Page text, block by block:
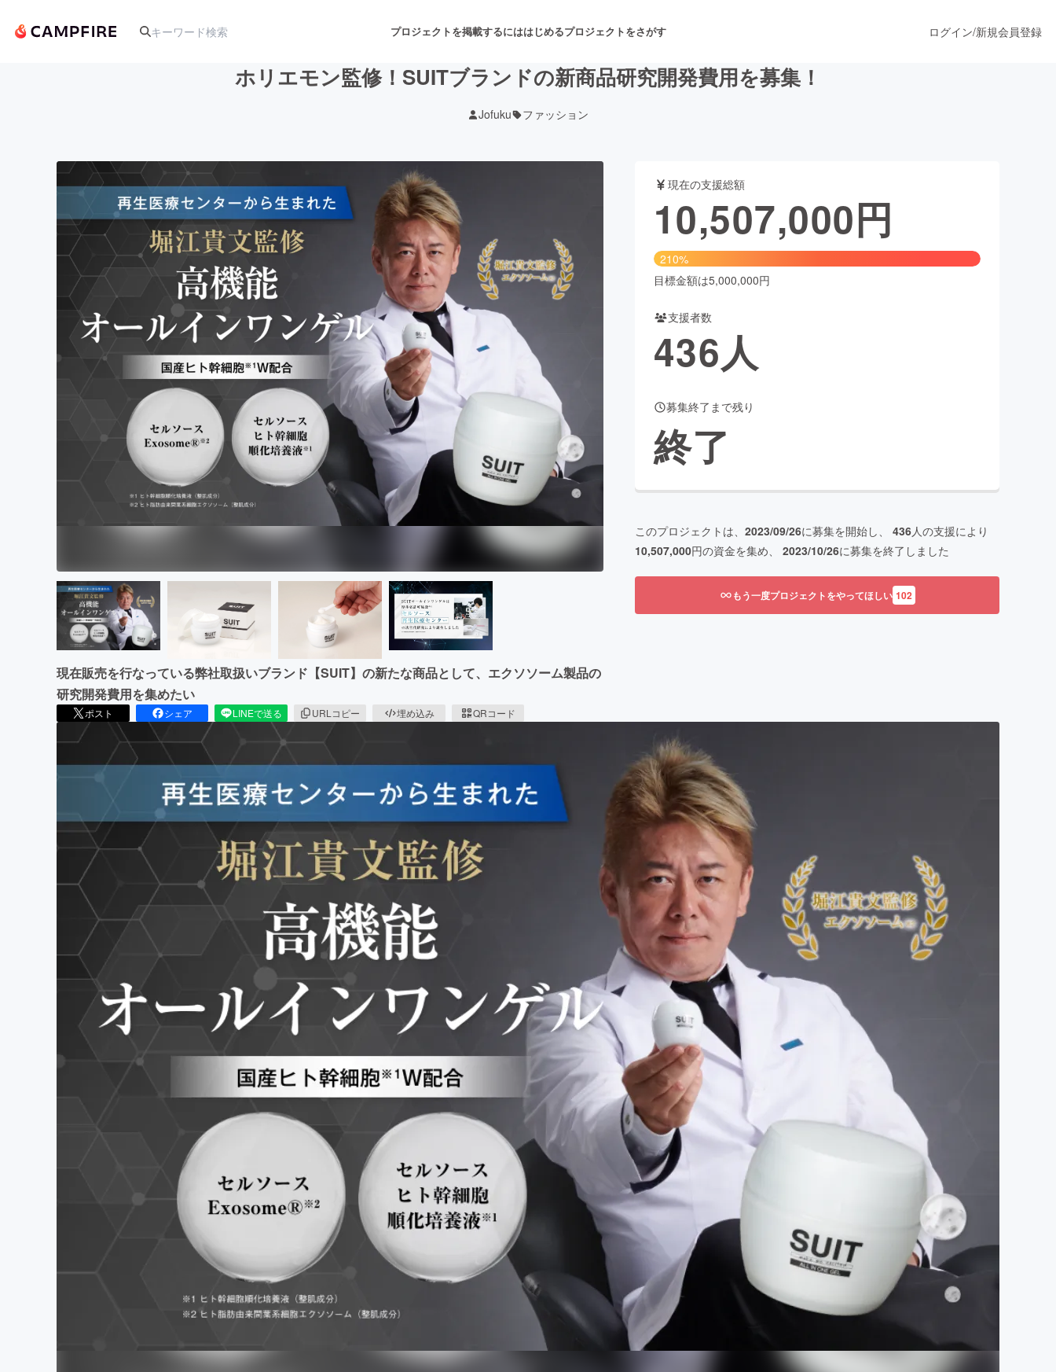
プロジェクトを掲載するにははじめるプロジェクトをさがす
アート・写真 音楽 舞台・パフォーマンス
テクノロジー・ガジェット ゲーム・サービス開発 ファッション
映像・映画 書籍・雑誌出版
ビジネス・起業 チャレンジ ビューティー・ヘルスケア
まちづくり・地域活性化
CAMPFIRE for Social Good
CAMPFIRE Creation
CAMPFIREふるさと納税
machi-yaコミュニティ
ログイン/新規会員登録
ホリエモン監修！SUITブランドの新商品研究開発費用を募集！
Jofuku ファッション
現在販売を行なっている弊社取扱いブランド【SUIT】の新たな商品として、エクソソーム製品の
研究開発費用を集めたい
ポスト シェア LINEで送る URLコピー 埋め込み QRコード
現在の支援総額
10,507,000円
210%
目標金額は5,000,000円
支援者数
436人
募集終了まで残り
終了
このプロジェクトは、 2023/09/26に募集を開始し、 436人の支援により
10,507,000円の資金を集め、 2023/10/26に募集を終了しました
もう一度プロジェクトをやってほしい 102